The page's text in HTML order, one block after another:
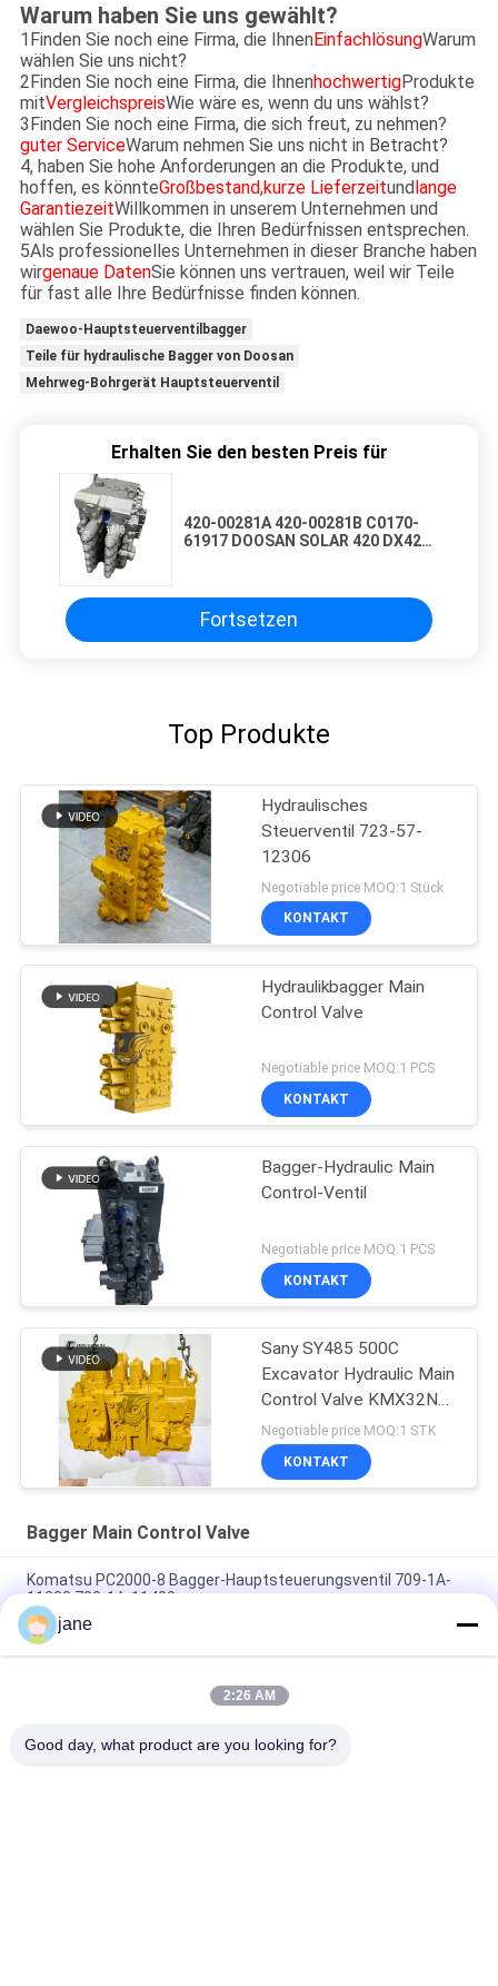
Warum haben Sie uns gewählt?
1Finden Sie noch eine Firma, die IhnenEinfachlösungWarum
wählen Sie uns nicht?
2Finden Sie noch eine Firma, die IhnenhochwertigProdukte
mitVergleichspreisWie wäre es, wenn du uns wählst?
3Finden Sie noch eine Firma, die sich freut, zu nehmen?
guter ServiceWarum nehmen Sie uns nicht in Betracht?
4, haben Sie hohe Anforderungen an die Produkte, und
hoffen, es könnteGroßbestand,kurze Lieferzeitundlange
GarantiezeitWillkommen in unserem Unternehmen und
wählen Sie Produkte, die Ihren Bedürfnissen entsprechen.
5Als professionelles Unternehmen in dieser Branche haben
wirgenaue DatenSie können uns vertrauen, weil wir Teile
für fast alle Ihre Bedürfnisse finden können.
Daewoo-Hauptsteuerventilbagger
Teile für hydraulische Bagger von Doosan
Mehrweg-Bohrgerät Hauptsteuerventil
Erhalten Sie den besten Preis für
420-00281A 420-00281B C0170-
61917 DOOSAN SOLAR 420 DX420
Fortsetzen
Top Produkte
Hydraulisches
Steuerventil 723-57-
12306
Negotiable price MOQ:1 Stück
KONTAKT
Hydraulikbagger Main
Control Valve
Negotiable price MOQ:1 PCS
KONTAKT
Bagger-Hydraulic Main
Control-Ventil
Negotiable price MOQ:1 PCS
KONTAKT
Sany SY485 500C
Excavator Hydraulic Main
Control Valve KMX32NA
High Quality
Negotiable price MOQ:1 STK
KONTAKT
Bagger Main Control Valve
Komatsu PC2000-8 Bagger-Hauptsteuerungsventil 709-1A-
11300 709-1A-11400
PC160LC-7 PC160-7 Steuerventil Bagger Komatsu, 723-57-
16100 Bagger Hauptteile
VOE14541591 Bohrer-Hauptsteuerventil für Volvo EC290B
jane
2:26 AM
Good day, what product are you looking for?